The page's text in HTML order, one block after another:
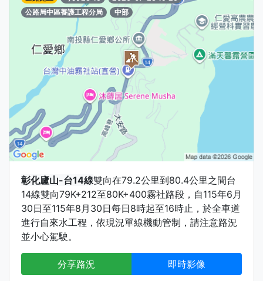
公路局中區養護工程分局
中部
彰化廬山-台14線雙向在79.2公里到80.4公里之間台
14線雙向79K+212至80K+400霧社路段，自115年6月
30日至115年8月30日每日8時起至16時止，於全車道
進行自來水工程，依現況單線機動管制，請注意路況
並小心駕駛。
分享路況 即時影像